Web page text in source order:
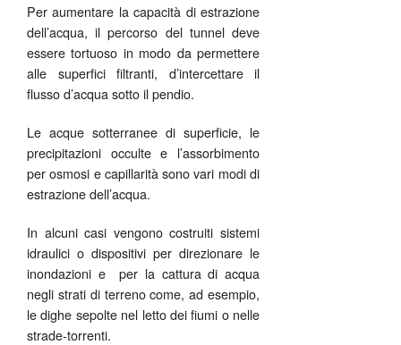
Per aumentare la capacità di estrazione
dell’acqua, il percorso del tunnel deve
essere tortuoso in modo da permettere
alle superfici filtranti, d’intercettare il
flusso d’acqua sotto il pendio.
Le acque sotterranee di superficie, le
precipitazioni occulte e l’assorbimento
per osmosi e capillarità sono vari modi di
estrazione dell’acqua.
In alcuni casi vengono costruiti sistemi
idraulici o dispositivi per direzionare le
inondazioni e per la cattura di acqua
negli strati di terreno come, ad esempio,
le dighe sepolte nel letto dei fiumi o nelle
strade-torrenti.